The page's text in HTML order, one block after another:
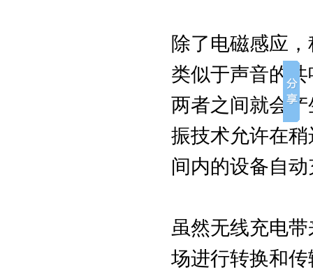
除了电磁感应
类似于声音的
两者之间就会
振技术允许在
间内的设备自
虽然无线充电
场进行转换和